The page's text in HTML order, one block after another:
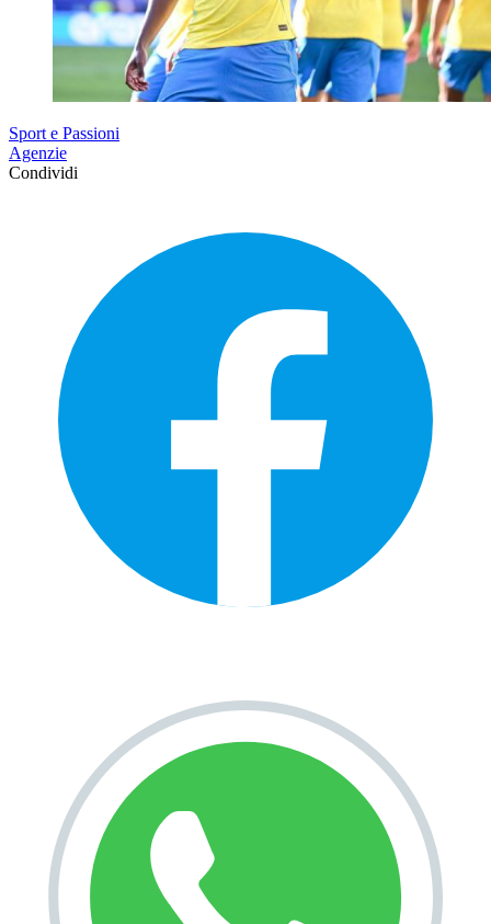
Sport e Passioni
Agenzie
Condividi